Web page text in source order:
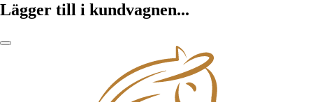
Lägger till i kundvagnen...